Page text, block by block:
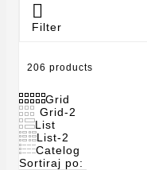

Filter
206 products
Grid
Grid-2
List
List-2
Catelog
Sortiraj po: